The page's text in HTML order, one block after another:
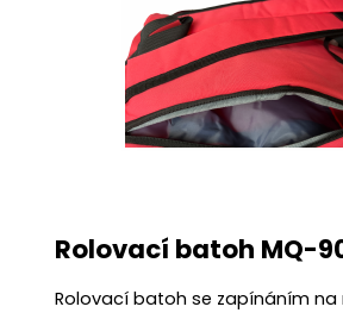
Rolovací batoh MQ-
Rolovací batoh se zapínáním